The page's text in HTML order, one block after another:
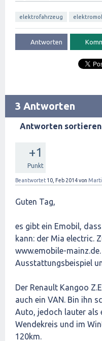
elektrofahrzeug
3 Antworten
Antworten sortieren
+1
Punkt
Beantwortet 10, Feb 2014von
Guten Tag,
es gibt ein Emobil,
kann: der Mia electric.
www.emobile-
Ausstattungsbeispiel
Der Renault Kangoo
auch ein VAN. Bin ihn
Auto, jedoch lauter als
Wendekreis und im
120km.